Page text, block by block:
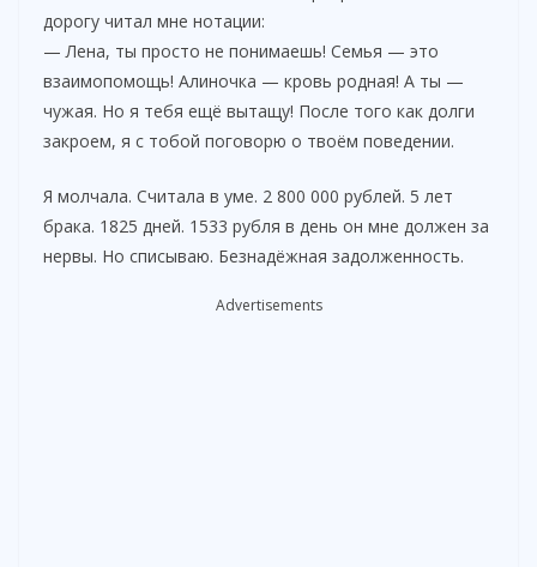
V
d
e
дорогу читал мне нотации:
— Лена, ты просто не понимаешь! Семья — это
взаимопомощь! Алиночка — кровь родная! А ты —
чужая. Но я тебя ещё вытащу! После того как долги
закроем, я с тобой поговорю о твоём поведении.
Я молчала. Считала в уме. 2 800 000 рублей. 5 лет
брака. 1825 дней. 1533 рубля в день он мне должен за
нервы. Но списываю. Безнадёжная задолженность.
Advertisements